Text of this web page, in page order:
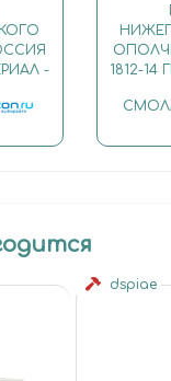
-
1812-14
dspiae